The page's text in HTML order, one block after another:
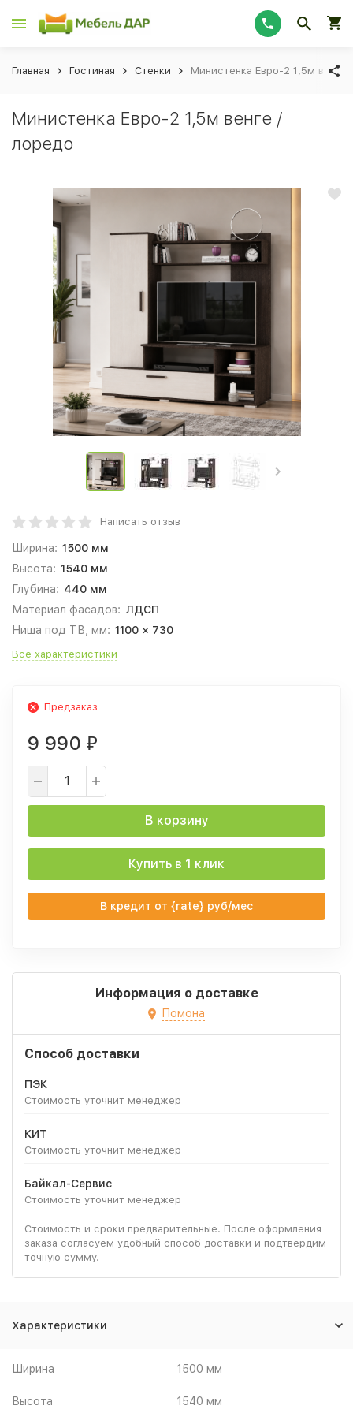
Главная Гостиная Стенки Министенка Евро-2 1,5м венге
Министенка Евро-2 1,5м венге /
лоредо
Написать отзыв
Ширина: 1500 мм
Высота: 1540 мм
Глубина: 440 мм
Материал фасадов: ЛДСП
Ниша под ТВ, мм: 1100 × 730
Все характеристики
Предзаказ
9 990 ₽
В корзину
Купить в 1 клик
В кредит от {rate} руб/мес
Информация о доставке
Помона
Способ доставки
ПЭК
Стоимость уточнит менеджер
КИТ
Стоимость уточнит менеджер
Байкал-Сервис
Стоимость уточнит менеджер
Стоимость и сроки предварительные. После оформления
заказа согласуем удобный способ доставки и подтвердим
точную сумму.
Характеристики
Ширина 1500 мм
Высота 1540 мм